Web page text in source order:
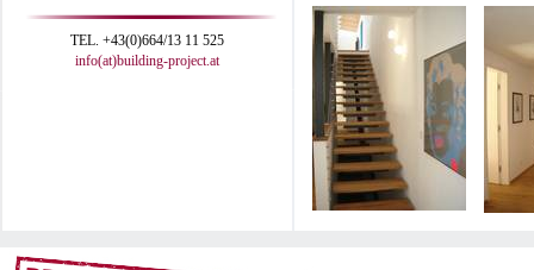
TEL. +43(0)664/13 11 525
info(at)building-project.at